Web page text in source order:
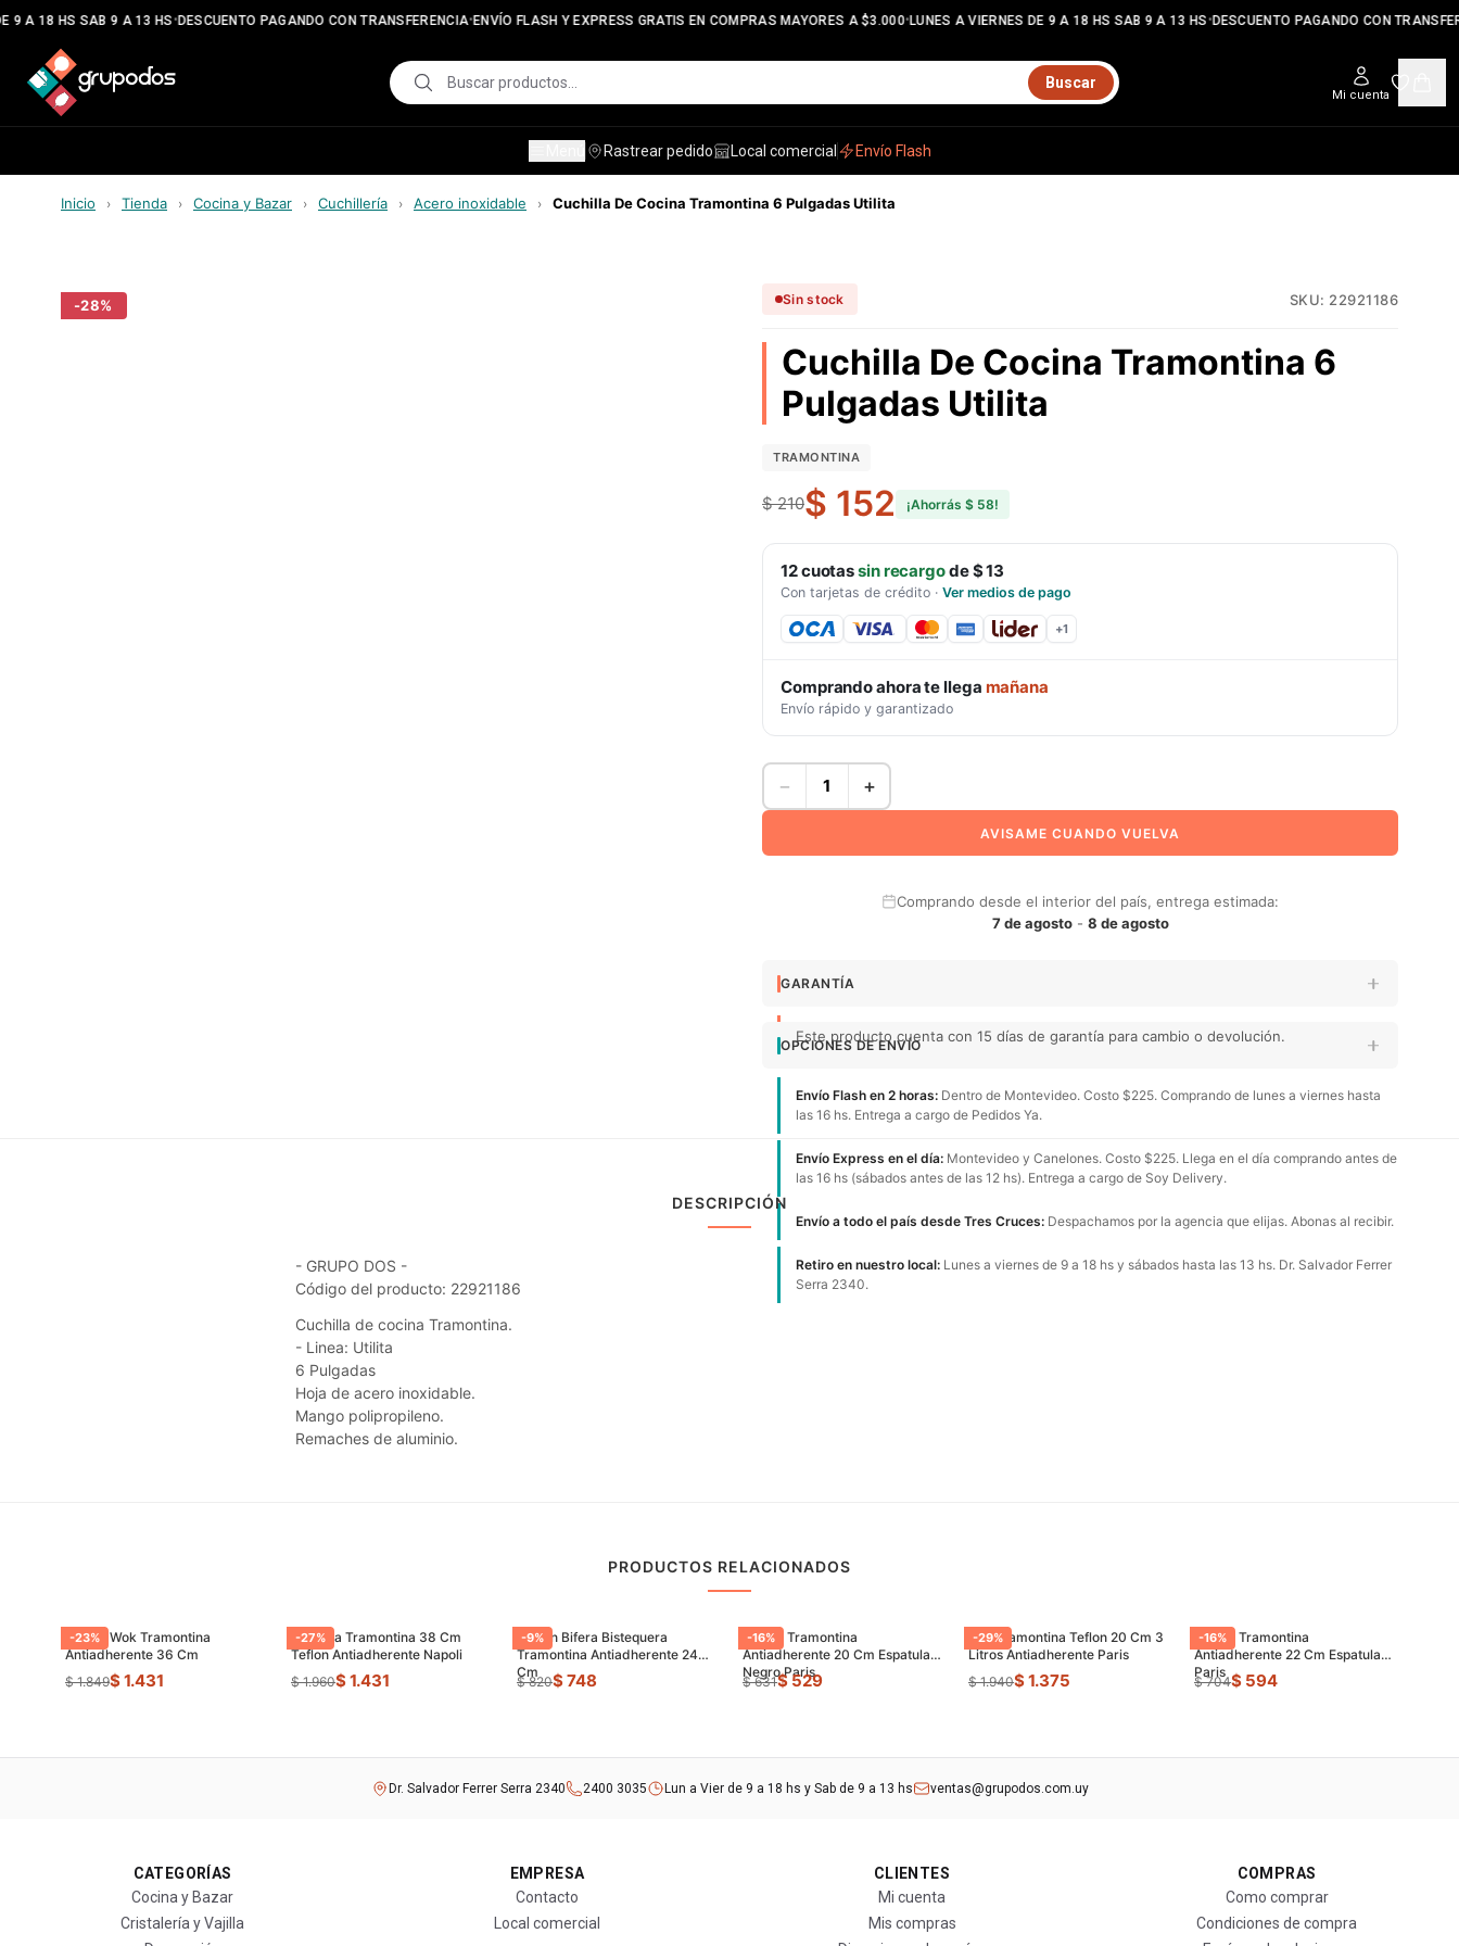
9 A 18 HS SAB 9 A 13 HS•DESCUENTO PAGANDO CON TRANSFERENCIA•ENVÍO FLASH Y EXPRESS GRATIS EN COMPRAS MAYORES A $3.000•LUNES A VIERNES DE 9 A 18 HS SAB 9 A 13 HS•DESCUENTO PAGANDO CON
Buscar
Mi cuenta
Rastrear pedido Local comercial Envío Flash
Inicio › Tienda › Cocina y Bazar › Cuchillería › Acero inoxidable › Cuchilla De Cocina Tramontina 6 Pulgadas Utilita
-28% Sin stock SKU: 22921186
Cuchilla De Cocina Tramontina 6
Pulgadas Utilita
TRAMONTINA
$ 210$ 152 ¡Ahorrás $ 58!
12cuotassin recargode$ 13
Con tarjetas de crédito · Ver medios de pago
+1
Comprando ahora te llega mañana
Envío rápido y garantizado
− +
AVISAME CUANDO VUELVA
Comprando desde el interior del país, entrega estimada:
7 de agosto- 8 de agosto
GARANTÍA
Este producto cuenta con 15 días de garantía para cambio o devolución.
OPCIONES DE ENVÍO
Envío Flash en 2 horas: Dentro de Montevideo. Costo $225. Comprando de lunes a viernes hasta
las 16 hs. Entrega a cargo de Pedidos Ya.
Envío Express en el día: Montevideo y Canelones. Costo $225. Llega en el día comprando antes de
las 16 hs (sábados antes de las 12 hs). Entrega a cargo de Soy Delivery.
Envío a todo el país desde Tres Cruces: Despachamos por la agencia que elijas. Abonas al recibir.
Retiro en nuestro local: Lunes a viernes de 9 a 18 hs y sábados hasta las 13 hs. Dr. Salvador Ferrer
Serra 2340.
DESCRIPCIÓN
- GRUPO DOS -
Código del producto: 22921186
Cuchilla de cocina Tramontina.
- Linea: Utilita
6 Pulgadas
Hoja de acero inoxidable.
Mango polipropileno.
Remaches de aluminio.
PRODUCTOS RELACIONADOS
-23%
Sarten Wok Tramontina
Antiadherente 36 Cm
$ 1.849$ 1.431
-27%
Paellera Tramontina 38 Cm
Teflon Antiadherente Napoli
$ 1.960$ 1.431
-9%
Sarten Bifera Bistequera
Tramontina Antiadherente 24
Cm
$ 820$ 748
-16%
Sarten Tramontina
Antiadherente 20 Cm Espatula
Negro Paris
$ 631$ 529
-29%
Olla Tramontina Teflon 20 Cm 3
Litros Antiadherente Paris
$ 1.940$ 1.375
-16%
Sarten Tramontina
Antiadherente 22 Cm Espatula
Paris
$ 704$ 594
Dr. Salvador Ferrer Serra 2340 2400 3035 Lun a Vier de 9 a 18 hs y Sab de 9 a 13 hs ventas@grupodos.com.uy
CATEGORÍAS
Cocina y Bazar
Cristalería y Vajilla
EMPRESA
Contacto
Local comercial
CLIENTES
Mi cuenta
Mis compras
COMPRAS
Como comprar
Condiciones de compra